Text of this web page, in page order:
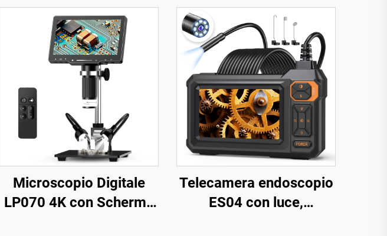
Microscopio Digitale
LP070 4K con Schermo
Telecamera endoscopio
ES04 con luce,